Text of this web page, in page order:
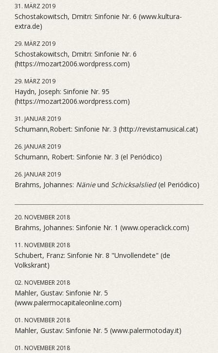
31. MÄRZ 2019
Schostakowitsch, Dmitri: Sinfonie Nr. 6 (www.kultura-
extra.de)
29. MÄRZ 2019
Schostakowitsch, Dmitri: Sinfonie Nr. 6
(https://mozart2006.wordpress.com)
29. MÄRZ 2019
Haydn, Joseph: Sinfonie Nr. 95
(https://mozart2006.wordpress.com)
31. JANUAR 2019
Schumann,Robert: Sinfonie Nr. 3 (http://revistamusical.cat)
26. JANUAR 2019
Schumann, Robert: Sinfonie Nr. 3 (el Periódico)
26. JANUAR 2019
Brahms, Johannes: Nänieund Schicksalslied(el Periódico)
20. NOVEMBER 2018
Brahms, Johannes: Sinfonie Nr. 1 (www.operaclick.com)
11. NOVEMBER 2018
Schubert, Franz: Sinfonie Nr. 8 "Unvollendete" (de
Volkskrant)
02. NOVEMBER 2018
Mahler, Gustav: Sinfonie Nr. 5
(www.palermocapitaleonline.com)
01. NOVEMBER 2018
Mahler, Gustav: Sinfonie Nr. 5 (www.palermotoday.it)
01. NOVEMBER 2018